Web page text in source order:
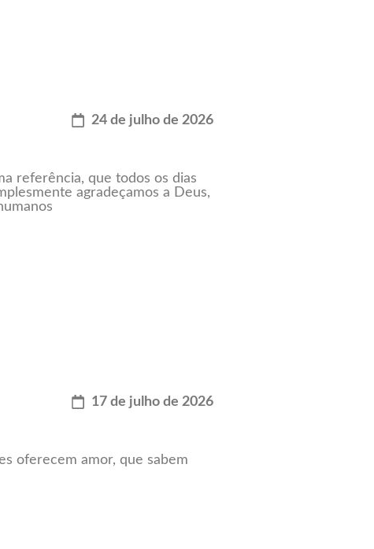
24 de julho de 2026
referência, que todos os dias
agradeçamos a Deus,
17 de julho de 2026
oferecem amor, que sabem